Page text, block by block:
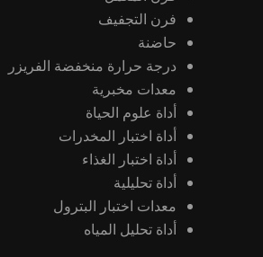
فرن التجفيف
حاضنة
درجة حرارة منخفضة الفريزر
معدات مخبرية
أداة علوم الحياة
أداة اختبار المخدرات
أداة اختبار الغذاء
أداة تحليلية
معدات اختبار البترول
أداة تحليل المياه